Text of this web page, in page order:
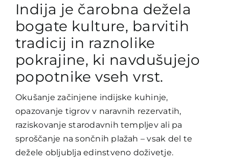
Indija je čarobna dežela
bogate kulture, barvitih
tradicij in raznolike
pokrajine, ki navdušujejo
popotnike vseh vrst.
Okušanje začinjene indijske kuhinje,
opazovanje tigrov v naravnih rezervatih,
raziskovanje starodavnih templjev ali pa
sproščanje na sončnih plažah – vsak del te
dežele obljublja edinstveno doživetje.